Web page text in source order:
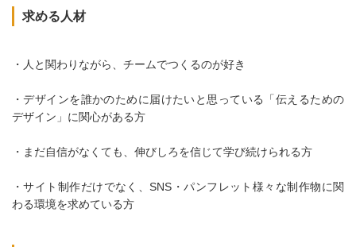
求める人材
・人と関わりながら、チームでつくるのが好き
・デザインを誰かのために届けたいと思っている「伝えるための
デザイン」に関心がある方
・まだ自信がなくても、伸びしろを信じて学び続けられる方
・サイト制作だけでなく、SNS・パンフレット様々な制作物に関
わる環境を求めている方